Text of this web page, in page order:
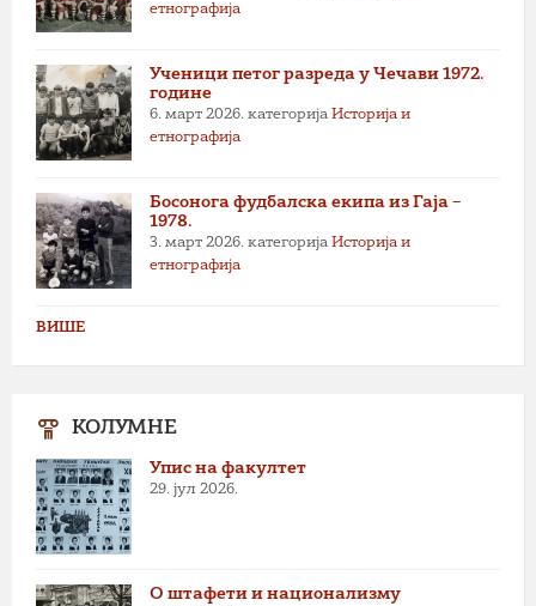
етнографија
Ученици петог разреда у Чечави 1972.
године
6. март 2026. категорија Историја и
етнографија
Босонога фудбалска екипа из Гаја –
1978.
3. март 2026. категорија Историја и
етнографија
ВИШЕ
КОЛУМНЕ
Упис на факултет
29. јул 2026.
О штафети и национализму